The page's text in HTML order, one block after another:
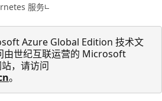
服务
Azure Global Edition 技术文
由世纪互联运营的 Microsoft
，请访问
。